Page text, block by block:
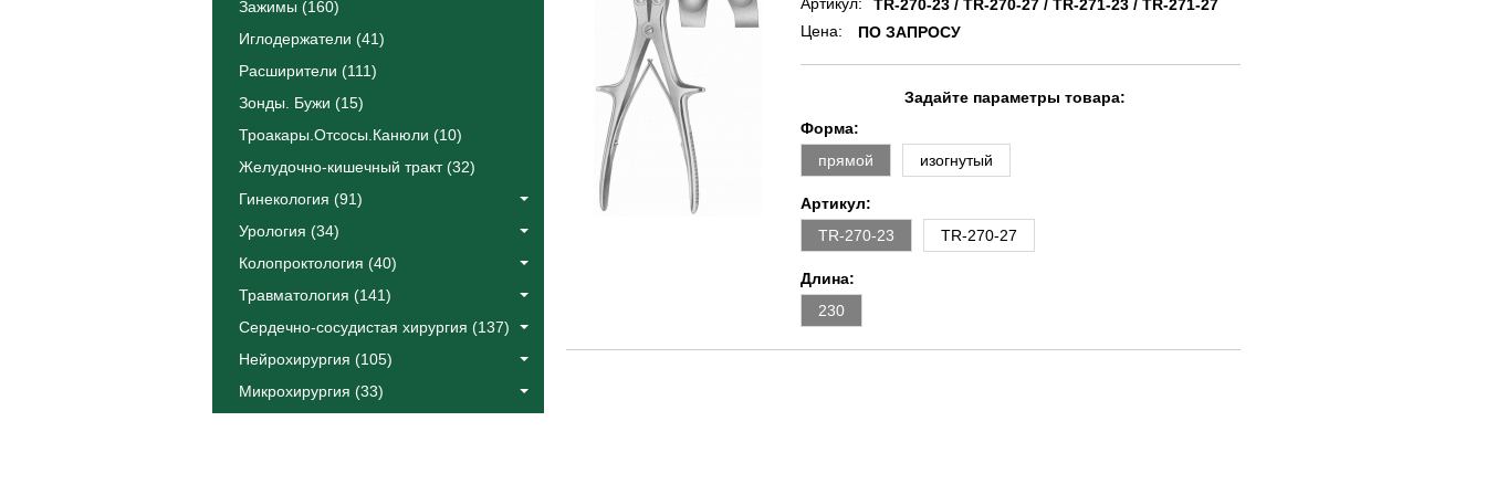
Зажимы (160)
Иглодержатели (41)
Расширители (111)
Зонды. Бужи (15)
Троакары.Отсосы.Канюли (10)
Желудочно-кишечный тракт (32)
Гинекология (91)
Урология (34)
Колопроктология (40)
Травматология (141)
Сердечно-сосудистая хирургия (137)
Нейрохирургия (105)
Микрохирургия (33)
Артикул:
TR-270-23 / TR-270-27 / TR-271-23 / TR-271-27
Цена:
ПО ЗАПРОСУ
Задайте параметры товара:
Форма:
прямой
изогнутый
Артикул:
TR-270-23
TR-270-27
Длина:
230